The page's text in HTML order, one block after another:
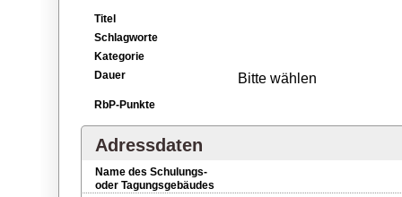
Titel
Schlagworte
Kategorie
Dauer
Bitte wählen
RbP-Punkte
Adressdaten
Name des Schulungs-
oder Tagungsgebäudes